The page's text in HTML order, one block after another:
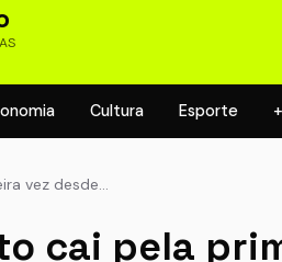
Cultura Esporte
vez desde…
cai pela